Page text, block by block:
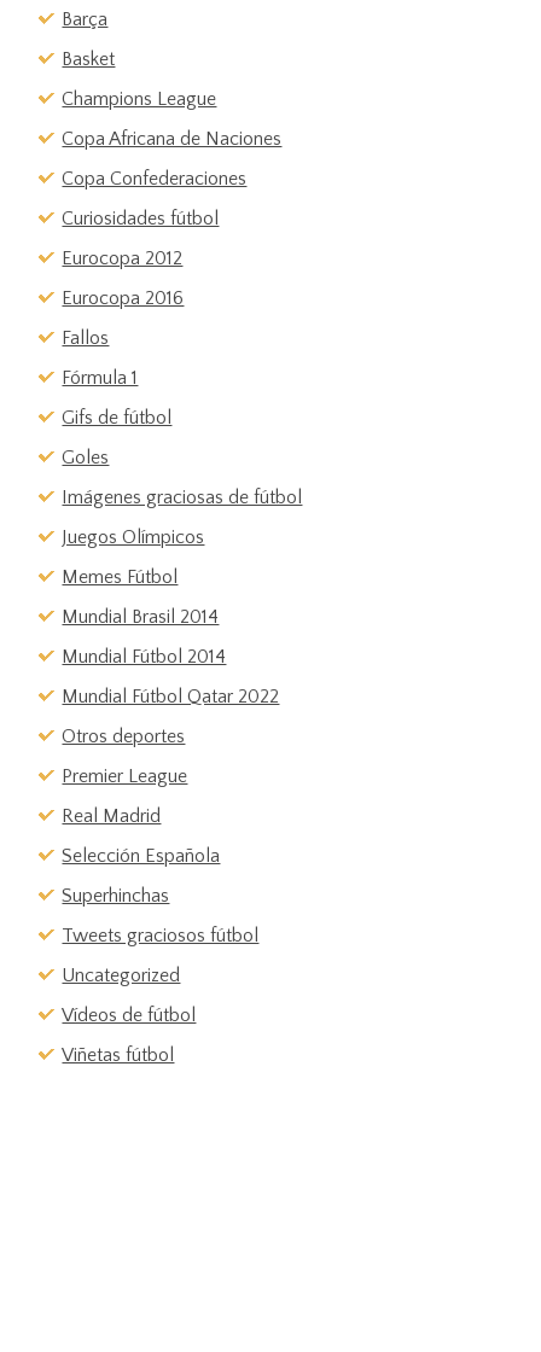
Barça
Basket
Champions League
Copa Africana de Naciones
Copa Confederaciones
Curiosidades fútbol
Eurocopa 2012
Eurocopa 2016
Fallos
Fórmula 1
Gifs de fútbol
Goles
Imágenes graciosas de fútbol
Juegos Olímpicos
Memes Fútbol
Mundial Brasil 2014
Mundial Fútbol 2014
Mundial Fútbol Qatar 2022
Otros deportes
Premier League
Real Madrid
Selección Española
Superhinchas
Tweets graciosos fútbol
Uncategorized
Vídeos de fútbol
Viñetas fútbol